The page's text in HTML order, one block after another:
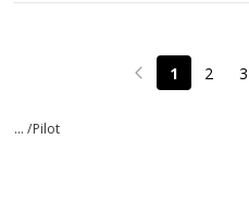
Page précédente
1 2 3
... /Pilot